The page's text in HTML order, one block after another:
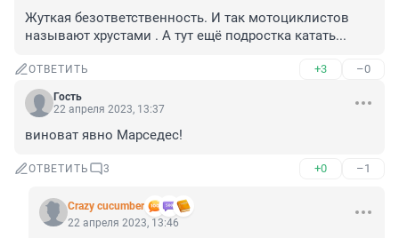
Жуткая безответственность. И так мотоциклистов
называют хрустами . А тут ещё подростка катать...
ОТВЕТИТЬ +3 –0
Гость
22 апреля 2023, 13:37
виноват явно Марседес!
ОТВЕТИТЬ 3 +0 –1
Crazy cucumber
22 апреля 2023, 13:46